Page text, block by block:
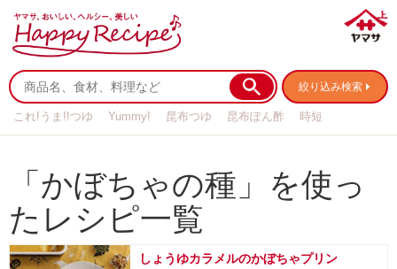
絞り込み検索
これ!うま!!つゆ Yummy! 昆布つゆ 昆布ぽん酢
時短
「かぼちゃの種」を使っ
たレシピ一覧
しょうゆカラメルのかぼちゃプリン